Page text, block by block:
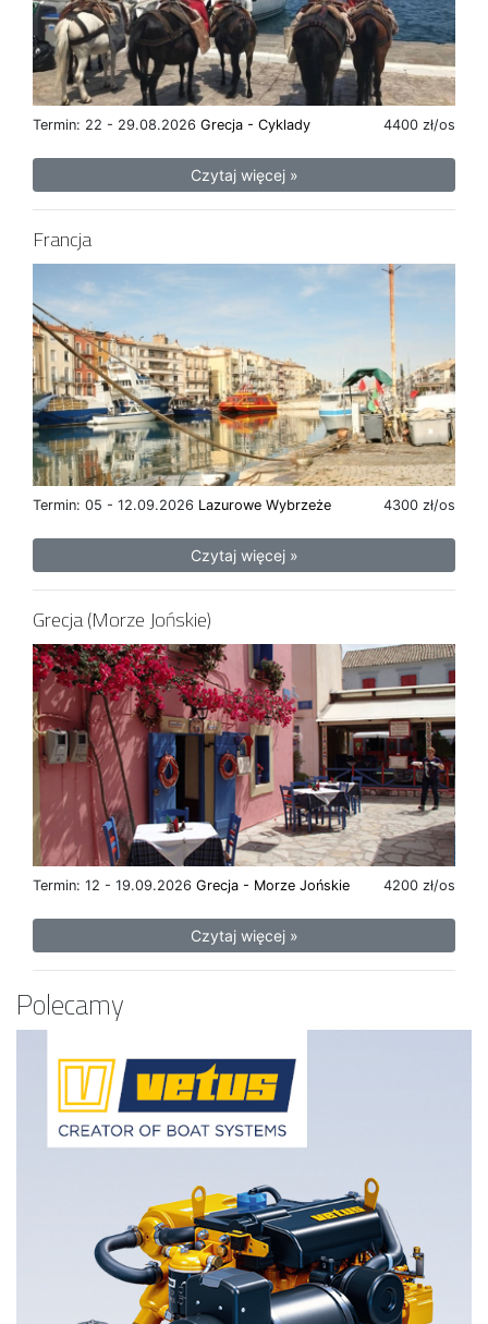
Termin: 22 - 29.08.2026 4400 zł/os
Grecja - Cyklady
Czytaj więcej »
Francja
Termin: 05 - 12.09.2026 4300 zł/os
Lazurowe Wybrzeże
Czytaj więcej »
Grecja (Morze Jońskie)
Termin: 12 - 19.09.2026 4200 zł/os
Grecja - Morze Jońskie
Czytaj więcej »
Polecamy